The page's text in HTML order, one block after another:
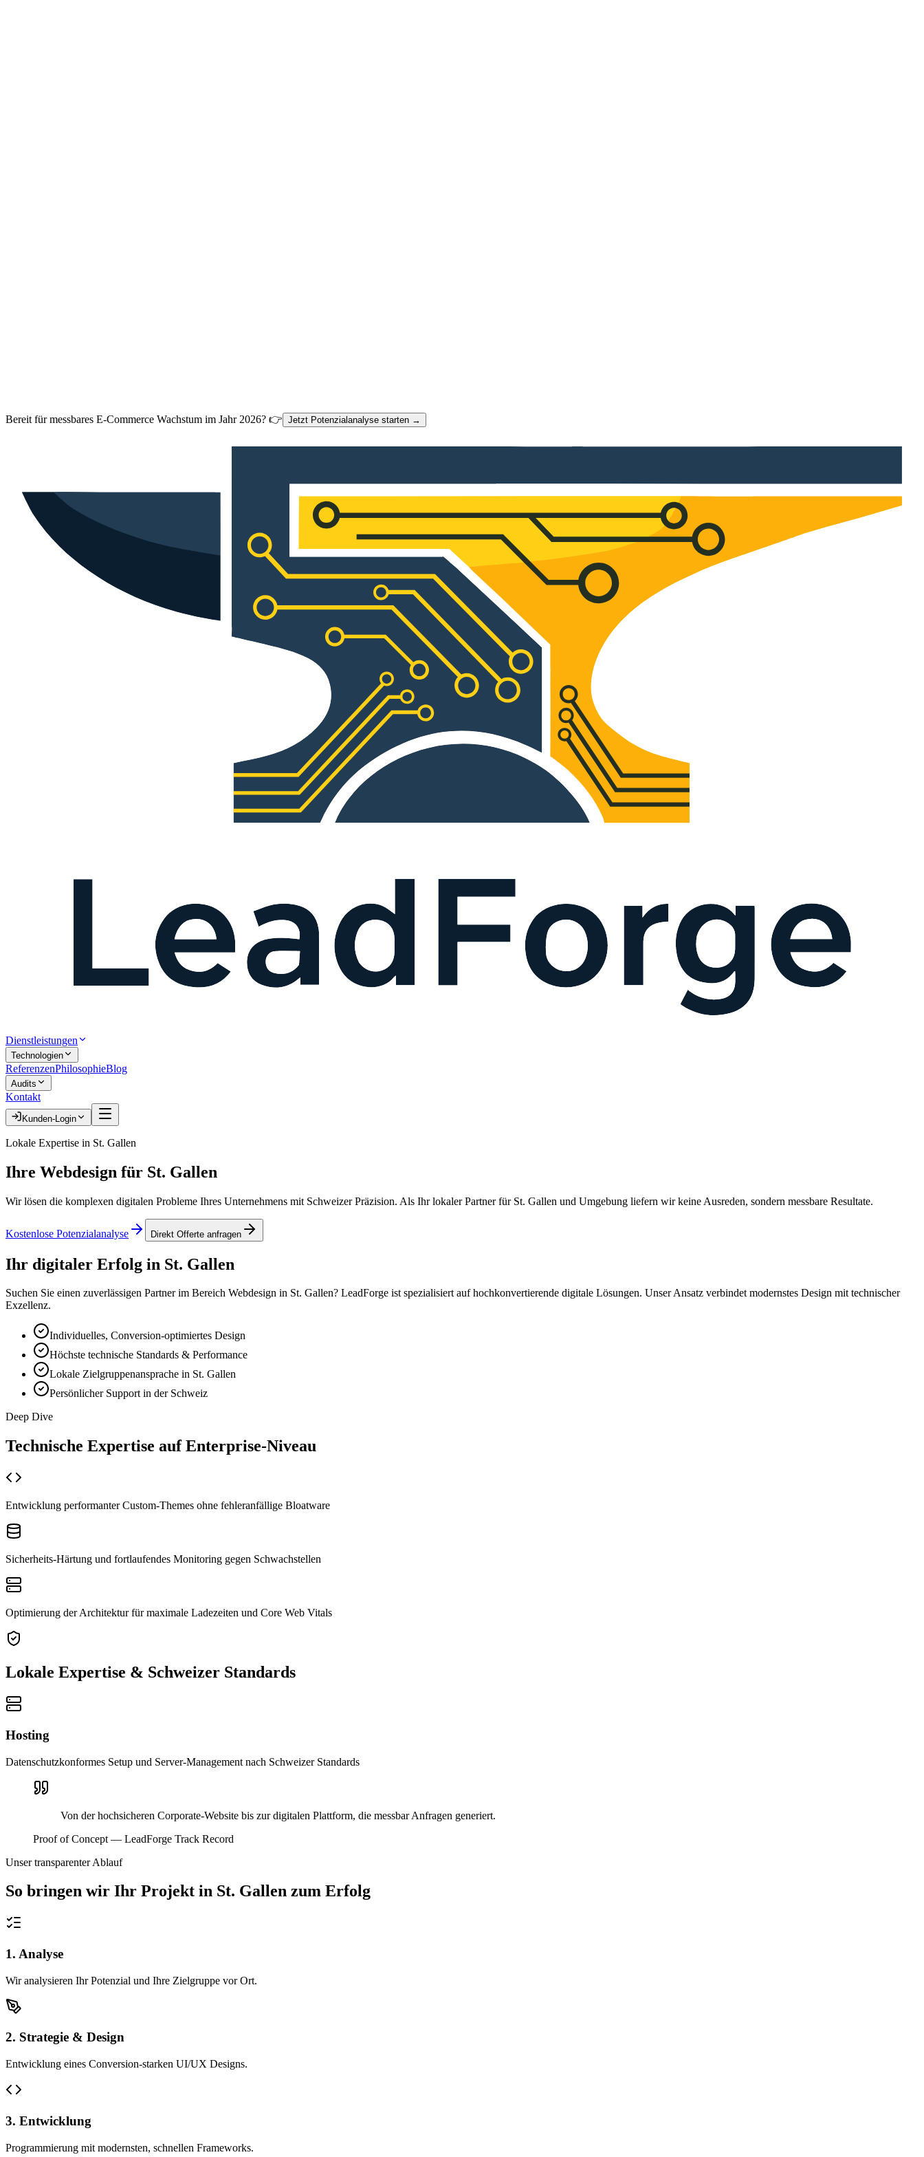
Bereit für messbares E-Commerce Wachstum im Jahr 2026? 👉 Jetzt Potenzialanalyse starten →
Dienstleistungen
Technologien
ReferenzenPhilosophieBlog
Audits
Kontakt
Kunden-Login
Lokale Expertise in St. Gallen
Ihre Webdesign für St. Gallen
Wir lösen die komplexen digitalen Probleme Ihres Unternehmens mit Schweizer Präzision. Als Ihr lokaler Partner für St. Gallen und Umgebung liefern wir keine Ausreden, sondern messbare Resultate.
Kostenlose Potenzialanalyse Direkt Offerte anfragen
Ihr digitaler Erfolg in St. Gallen
Suchen Sie einen zuverlässigen Partner im Bereich Webdesign in St. Gallen? LeadForge ist spezialisiert auf hochkonvertierende digitale Lösungen. Unser Ansatz verbindet modernstes Design mit technischer
Exzellenz.
Individuelles, Conversion-optimiertes Design
Höchste technische Standards & Performance
Lokale Zielgruppenansprache in St. Gallen
Persönlicher Support in der Schweiz
Deep Dive
Technische Expertise auf Enterprise-Niveau
Entwicklung performanter Custom-Themes ohne fehleranfällige Bloatware
Sicherheits-Härtung und fortlaufendes Monitoring gegen Schwachstellen
Optimierung der Architektur für maximale Ladezeiten und Core Web Vitals
Lokale Expertise & Schweizer Standards
Hosting
Datenschutzkonformes Setup und Server-Management nach Schweizer Standards
Von der hochsicheren Corporate-Website bis zur digitalen Plattform, die messbar Anfragen generiert.
Proof of Concept — LeadForge Track Record
Unser transparenter Ablauf
So bringen wir Ihr Projekt in St. Gallen zum Erfolg
1. Analyse
Wir analysieren Ihr Potenzial und Ihre Zielgruppe vor Ort.
2. Strategie & Design
Entwicklung eines Conversion-starken UI/UX Designs.
3. Entwicklung
Programmierung mit modernsten, schnellen Frameworks.